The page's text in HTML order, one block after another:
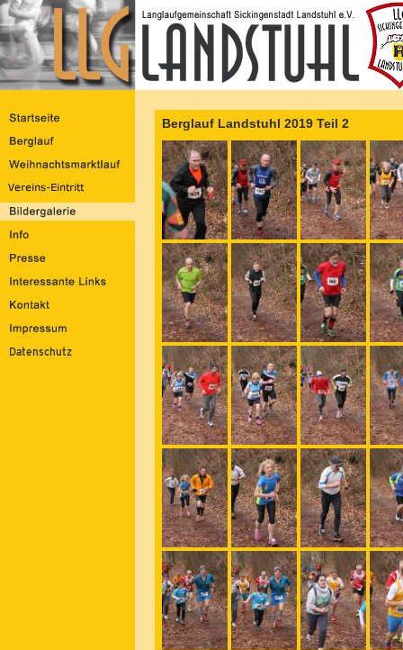
Berglauf Landstuhl 2019 Teil 2